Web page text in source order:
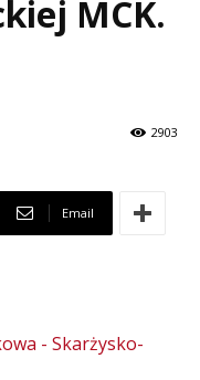
MCK.
2903
Email